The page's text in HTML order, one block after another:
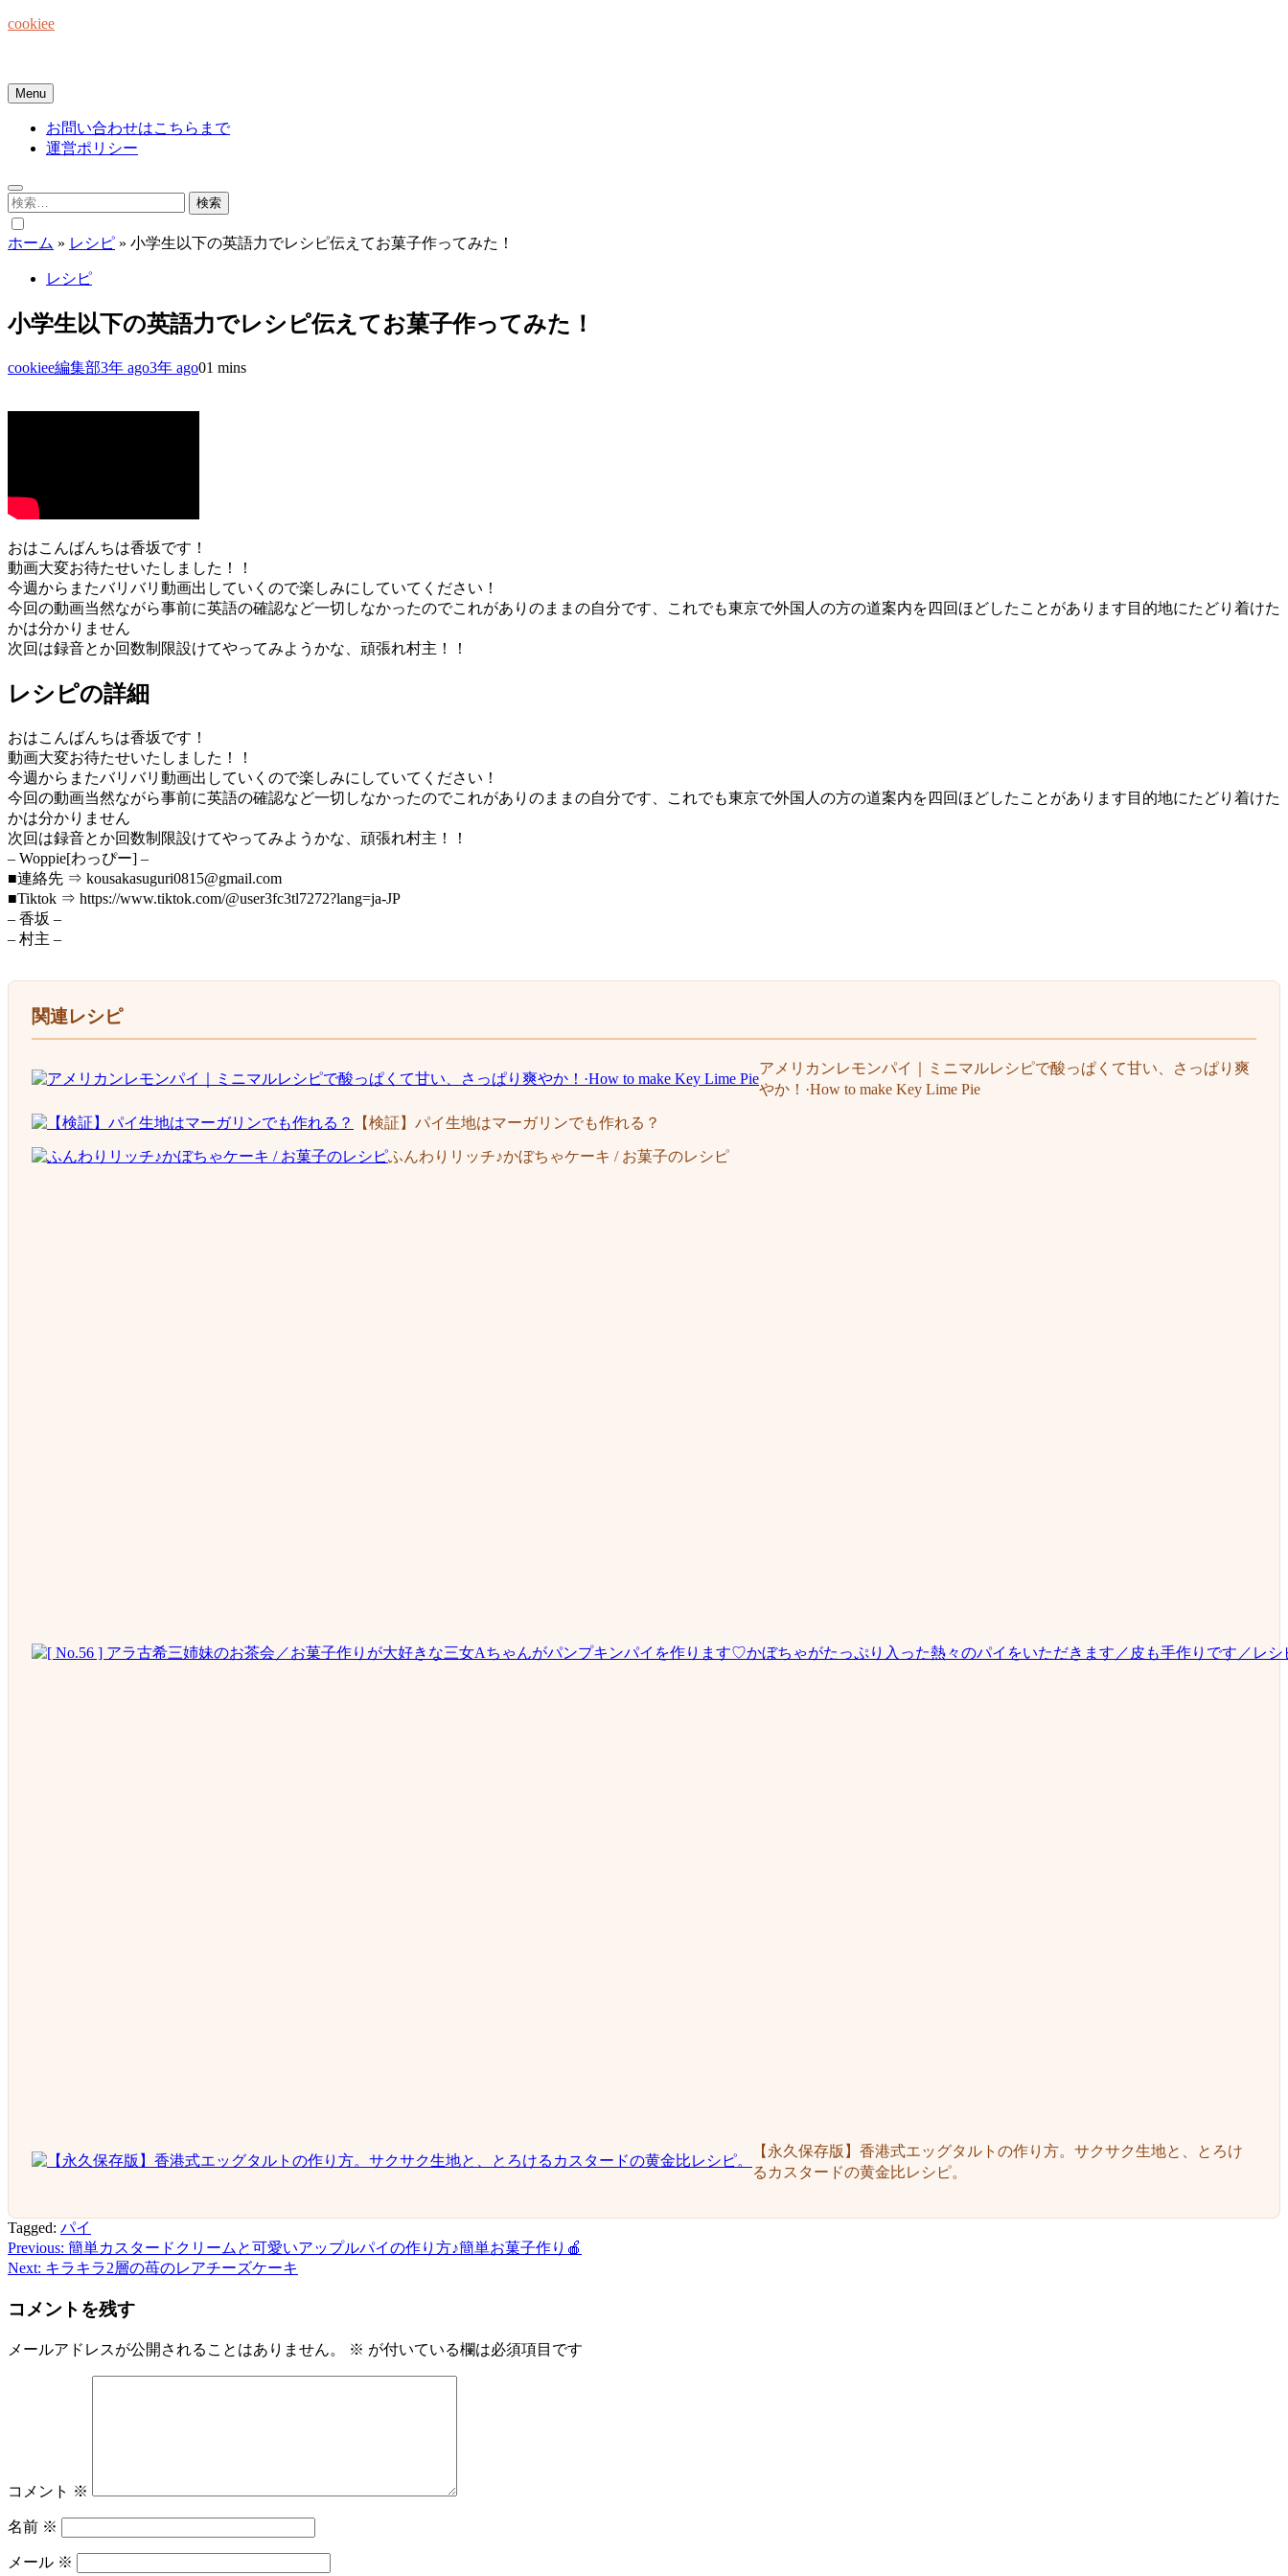
Skip
cookiee
Menu
お問い合わせはこちらまで
運営ポリシー
検
索:
ホーム » レシピ » 小学生以下の英語力でレシピ伝えてお菓子作ってみた！
レシピ
小学生以下の英語力でレシピ伝えてお菓子作ってみた！
cookiee編集部3年 ago3年 ago01 mins
おはこんばんちは香坂です！
動画大変お待たせいたしました！！
今週からまたバリバリ動画出していくので楽しみにしていてください！
今回の動画当然ながら事前に英語の確認など一切しなかったのでこれがありのままの自分です、これでも東京で外国人の方の道案内を四回ほどしたことがあります目的地にたどり着けた
かは分かりません
次回は録音とか回数制限設けてやってみようかな、頑張れ村主！！
レシピの詳細
おはこんばんちは香坂です！
動画大変お待たせいたしました！！
今週からまたバリバリ動画出していくので楽しみにしていてください！
今回の動画当然ながら事前に英語の確認など一切しなかったのでこれがありのままの自分です、これでも東京で外国人の方の道案内を四回ほどしたことがあります目的地にたどり着けた
かは分かりません
次回は録音とか回数制限設けてやってみようかな、頑張れ村主！！
– Woppie[わっぴー] –
■連絡先 ⇒ kousakasuguri0815@gmail.com
■Tiktok ⇒ https://www.tiktok.com/@user3fc3tl7272?lang=ja-JP
– 香坂 –
– 村主 –
関連レシピ
アメリカンレモンパイ｜ミニマルレシピで酸っぱくて甘い、さっぱり爽
やか！·How to make Key Lime Pie
【検証】パイ生地はマーガリンでも作れる？
ふんわりリッチ♪かぼちゃケーキ / お菓子のレシピ
【永久保存版】香港式エッグタルトの作り方。サクサク生地と、とろけ
るカスタードの黄金比レシピ。
Tagged: パイ
投
ナ
ビ
ン
Previous: 簡単カスタードクリームと可愛いアップルパイの作り方♪簡単お菓子作り🍎
Next: キラキラ2層の苺のレアチーズケーキ
コメントを残す
メールアドレスが公開されることはありません。 ※ が付いている欄は必須項目です
コメント ※
名前 ※
メール ※